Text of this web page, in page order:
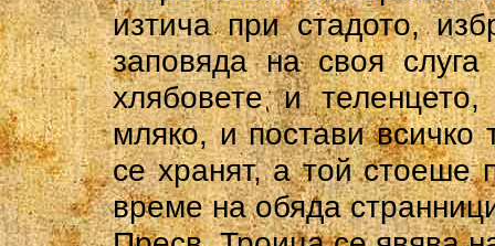
изтича при стадото,
заповяда на своя
хлябовете и
мляко, и постави всичко
се хранят, а той
време на обяда